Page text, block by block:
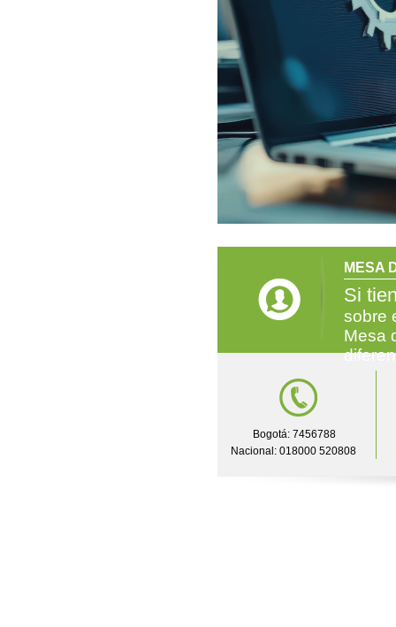
MESA
Si
sobre
Mesa
Bogotá: 7456788
Nacional: 018000 520808